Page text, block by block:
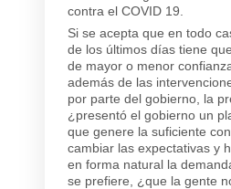
contra el COVID 19.
Si se acepta que en todo
de los últimos días tiene
de mayor o menor
además de las
por parte del gobierno, la
¿presentó el gobierno un
que genere la suficiente
cambiar las expectativas y
en forma natural la
se prefiere, ¿que la gente